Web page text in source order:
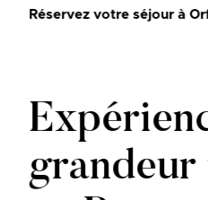
Réservez votre séjour à
grandeur